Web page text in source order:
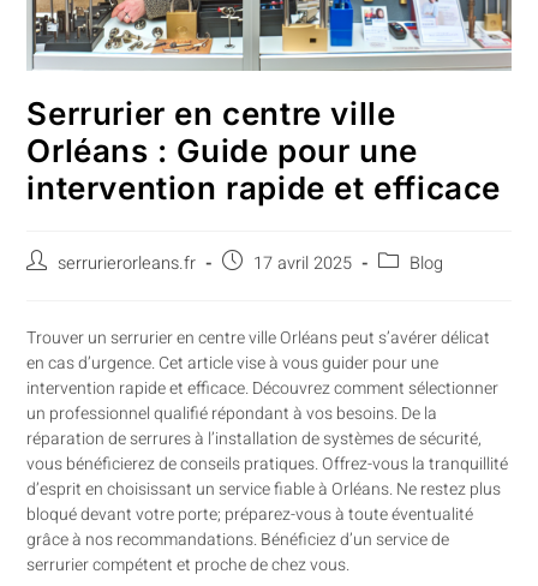
Serrurier en centre ville
Orléans : Guide pour une
intervention rapide et efficace
serrurierorleans.fr 17 avril 2025 Blog
Trouver un serrurier en centre ville Orléans peut s’avérer délicat
en cas d’urgence. Cet article vise à vous guider pour une
intervention rapide et efficace. Découvrez comment sélectionner
un professionnel qualifié répondant à vos besoins. De la
réparation de serrures à l’installation de systèmes de sécurité,
vous bénéficierez de conseils pratiques. Offrez-vous la tranquillité
d’esprit en choisissant un service fiable à Orléans. Ne restez plus
bloqué devant votre porte; préparez-vous à toute éventualité
grâce à nos recommandations. Bénéficiez d’un service de
serrurier compétent et proche de chez vous.